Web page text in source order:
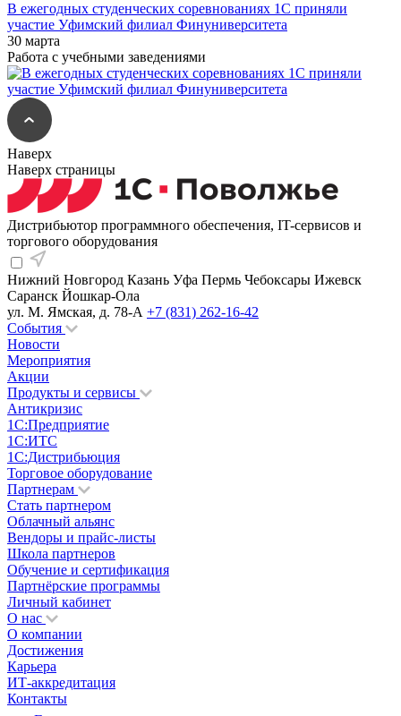
В ежегодных студенческих соревнованиях 1С приняли
участие Уфимский филиал Финуниверситета
30 марта
Работа с учебными заведениями
Наверх
Наверх страницы
Дистрибьютор программного обеспечения, IT-сервисов и
торгового оборудования
Нижний Новгород Казань Уфа Пермь Чебоксары Ижевск
Саранск Йошкар-Ола
ул. М. Ямская, д. 78-А +7 (831) 262-16-42
События
Новости
Мероприятия
Акции
Продукты и сервисы
Антикризис
1С:Предприятие
1С:ИТС
1С:Дистрибьюция
Торговое оборудование
Партнерам
Стать партнером
Облачный альянс
Вендоры и прайс-листы
Школа партнеров
Обучение и сертификация
Партнёрские программы
Личный кабинет
О нас
О компании
Достижения
Карьера
ИТ-аккредитация
Контакты